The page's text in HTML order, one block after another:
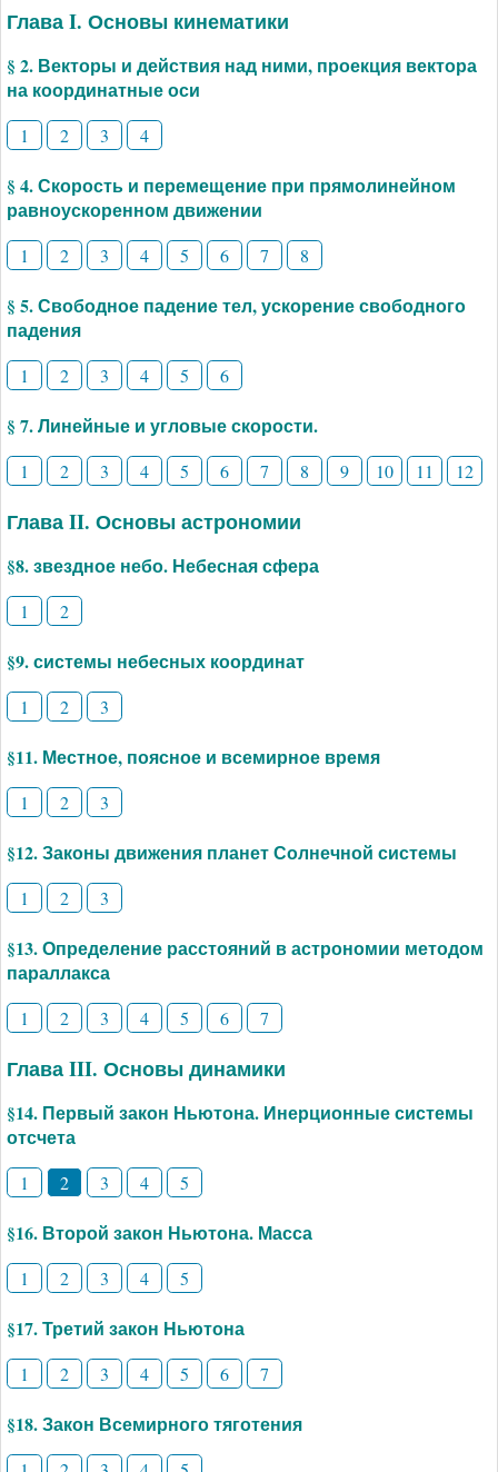
Глава I. Основы кинематики
§ 2. Векторы и действия над ними, проекция вектора
на координатные оси
1 2 3 4
§ 4. Скорость и перемещение при прямолинейном
равноускоренном движении
1 2 3 4 5 6 7 8
§ 5. Свободное падение тел, ускорение свободного
падения
1 2 3 4 5 6
§ 7. Линейные и угловые скорости.
1 2 3 4 5 6 7 8 9 10 11 12
Глава II. Основы астрономии
§8. звездное небо. Небесная сфера
1 2
§9. системы небесных координат
1 2 3
§11. Местное, поясное и всемирное время
1 2 3
§12. Законы движения планет Солнечной системы
1 2 3
§13. Определение расстояний в астрономии методом
параллакса
1 2 3 4 5 6 7
Глава III. Основы динамики
§14. Первый закон Ньютона. Инерционные системы
отсчета
1 2 3 4 5
§16. Второй закон Ньютона. Масса
1 2 3 4 5
§17. Третий закон Ньютона
1 2 3 4 5 6 7
§18. Закон Всемирного тяготения